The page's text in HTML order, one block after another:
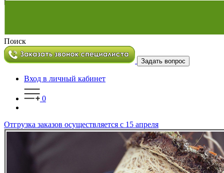
Поиск
Задать вопрос
Вход в личный кабинет
0
Отгрузка заказов осуществляется с 15 апреля